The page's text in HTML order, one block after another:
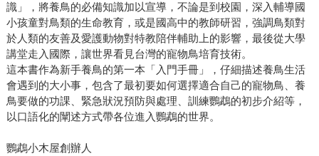
識」，將養鳥的必備知識加以宣導，不論是到校園，深入輔導國
小孩童對鳥類的生命教育，或是國高中的教師研習，強調鳥類對
於人類的友善及愛護動物對特教陪伴輔助上的影響，最後從大學
講堂走入國際，讓世界看見台灣的寵物鳥培育技術。
這本書作為新手養鳥的第一本「入門手冊」，仔細描述養鳥生活
會遇到的大小事，包含了最初要如何選擇適合自己的寵物鳥、養
鳥要做的功課、緊急狀況預防與處理、訓練鸚鵡的初步介紹等，
以口語化的闡述方式帶各位進入鸚鵡的世界。
鸚鵡小木屋創辦人